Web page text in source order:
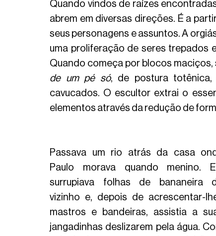
Quando vindos de raízes
abrem em diversas direções. É a
seus personagens e assuntos. A
uma proliferação de seres trepados
Quando começa por blocos
de um pé só, de postura
cavucados. O escultor extrai o
elementos através da redução de
Passava um rio atrás da casa
Paulo morava quando menino.
surrupiava folhas de bananeira
vizinho e, depois de acrescentar-
mastros e bandeiras, assistia a
jangadinhas deslizarem pela água.